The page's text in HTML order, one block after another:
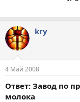
kry
4 Май 2008
Ответ: Завод по
молока